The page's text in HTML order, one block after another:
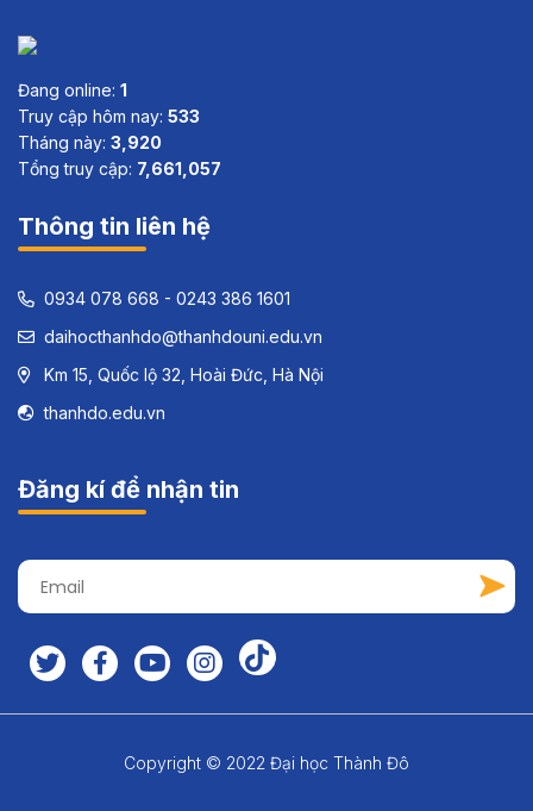
Đang online: 1
Truy cập hôm nay: 533
Tháng này: 3,920
Tổng truy cập: 7,661,057
Thông tin liên hệ
0934 078 668 - 0243 386 1601
daihocthanhdo@thanhdouni.edu.vn
Km 15, Quốc lộ 32, Hoài Đức, Hà Nội
thanhdo.edu.vn
Đăng kí để nhận tin
Copyright © 2022 Đại học Thành Đô